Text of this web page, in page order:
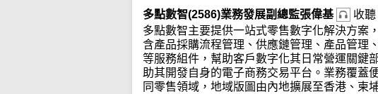
多點數智(2586)業務發展副總監張偉基
收聽
多點數智主要提供一站式零售數字化解決方案
含產品採購流程管理、供應鏈管理、產品管理
等服務組件，幫助客戶數字化其日常營運關鍵
助其開發自身的電子商務交易平台。業務覆蓋
同零售領域，地域版圖由內地擴展至香港、柬